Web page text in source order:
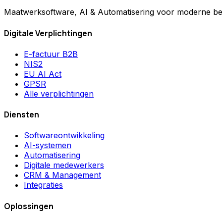
Maatwerksoftware, AI & Automatisering voor moderne
Digitale Verplichtingen
E-factuur B2B
NIS2
EU AI Act
GPSR
Alle verplichtingen
Diensten
Softwareontwikkeling
AI-systemen
Automatisering
Digitale medewerkers
CRM & Management
Integraties
Oplossingen